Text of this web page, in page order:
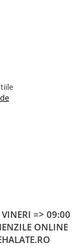
=> 09:00
ONLINE